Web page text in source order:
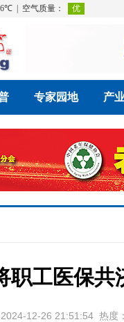
专家园地 产
职工医保共
12-26 21:51:54 热度